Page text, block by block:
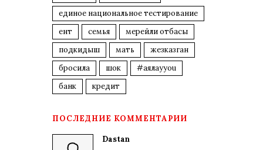
единое национальное тестирование
ент
семья
мерейли отбасы
подкидыш
мать
жезказган
бросила
шок
#аялауyou
банк
кредит
ПОСЛЕДНИЕ КОММЕНТАРИИ
Dastan